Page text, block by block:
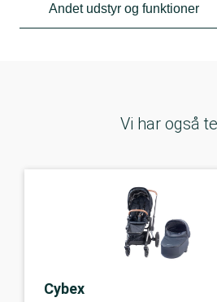
Andet udstyr og funktioner
Vi har også
Cybex